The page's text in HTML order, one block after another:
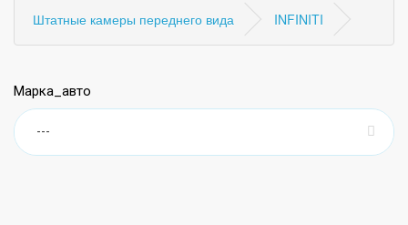
Штатные камеры переднего вида
INFINITI
Марка_авто